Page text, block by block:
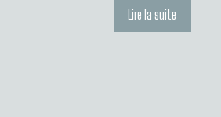
Lire la suite